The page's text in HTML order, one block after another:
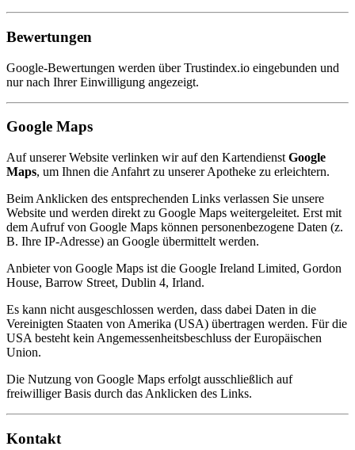
Bewertungen
Google-Bewertungen werden über Trustindex.io eingebunden und
nur nach Ihrer Einwilligung angezeigt.
Google Maps
Auf unserer Website verlinken wir auf den Kartendienst Google
Maps, um Ihnen die Anfahrt zu unserer Apotheke zu erleichtern.
Beim Anklicken des entsprechenden Links verlassen Sie unsere
Website und werden direkt zu Google Maps weitergeleitet. Erst mit
dem Aufruf von Google Maps können personenbezogene Daten (z.
B. Ihre IP-Adresse) an Google übermittelt werden.
Anbieter von Google Maps ist die Google Ireland Limited, Gordon
House, Barrow Street, Dublin 4, Irland.
Es kann nicht ausgeschlossen werden, dass dabei Daten in die
Vereinigten Staaten von Amerika (USA) übertragen werden. Für die
USA besteht kein Angemessenheitsbeschluss der Europäischen
Union.
Die Nutzung von Google Maps erfolgt ausschließlich auf
freiwilliger Basis durch das Anklicken des Links.
Kontakt